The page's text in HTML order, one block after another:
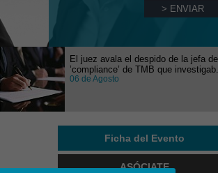
El juez avala el despido de la jefa de
’compliance’ de TMB que
06 de Agosto
Ficha del Evento
ASÓCIATE